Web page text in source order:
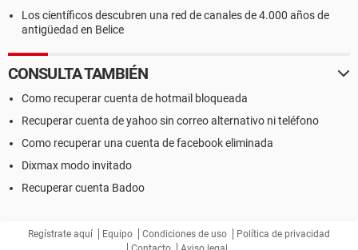
Los científicos descubren una red de canales de 4.000 años de
antigüedad en Belice
CONSULTA TAMBIÉN
Como recuperar cuenta de hotmail bloqueada
Recuperar cuenta de yahoo sin correo alternativo ni teléfono
Como recuperar una cuenta de facebook eliminada
Dixmax modo invitado
Recuperar cuenta Badoo
Regístrate aquí Equipo Condiciones de uso
Política de privacidad